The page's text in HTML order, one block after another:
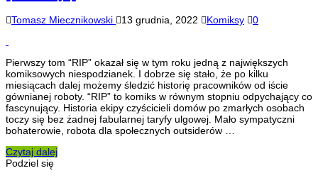
Tomasz Miecznikowski 13 grudnia, 2022 Komiksy 0
Pierwszy tom “RIP” okazał się w tym roku jedną z największych
komiksowych niespodzianek. I dobrze się stało, że po kilku
miesiącach dalej możemy śledzić historię pracowników od iście
gównianej roboty. “RIP” to komiks w równym stopniu odpychający co
fascynujący. Historia ekipy czyścicieli domów po zmarłych osobach
toczy się bez żadnej fabularnej taryfy ulgowej. Mało sympatyczni
bohaterowie, robota dla społecznych outsiderów …
Czytaj dalej
Podziel się